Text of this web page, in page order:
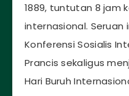
1889, tuntutan 8 jam
internasional. Seruan
Konferensi Sosialis
Prancis sekaligus
Hari Buruh